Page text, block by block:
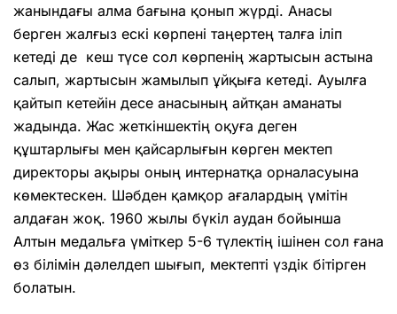
жанындағы алма бағына қонып жүрді. Анасы
берген жалғыз ескі көрпені таңертең талға іліп
кетеді де кеш түсе сол көрпенің жарты­сын астына
салып, жартысын жамылып ұйқыға кетеді. Ауылға
қайтып кетейін десе анасының айтқан аманаты
жадында. Жас жеткіншектің оқуға деген
құштарлығы мен қайсарлығын көрген мектеп
директоры ақыры оның интернатқа орналасуына
көмек­тескен. Шәбден қамқор ағалардың үмітін
алдаған жоқ. 1960 жылы бүкіл аудан бойын­ша
Алтын медальға үміткер 5-6 түлектің ішінен сол ғана
өз білімін дәлелдеп шығып, мектепті үздік бітірген
болатын.